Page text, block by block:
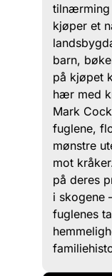
tilnærming
kjøper et
barn,
på kjøpet
hær med
Mark
fuglene,
mønstre
mot
på deres
i skogene
fuglenes